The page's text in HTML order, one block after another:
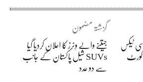
گزشتہ مضمون
جیتنے والے وِنرز کا اعلان کردیا گیا
SUVs شیل پاکستان کے جانب
سے دو عدد
ٹیکس
کورٹ